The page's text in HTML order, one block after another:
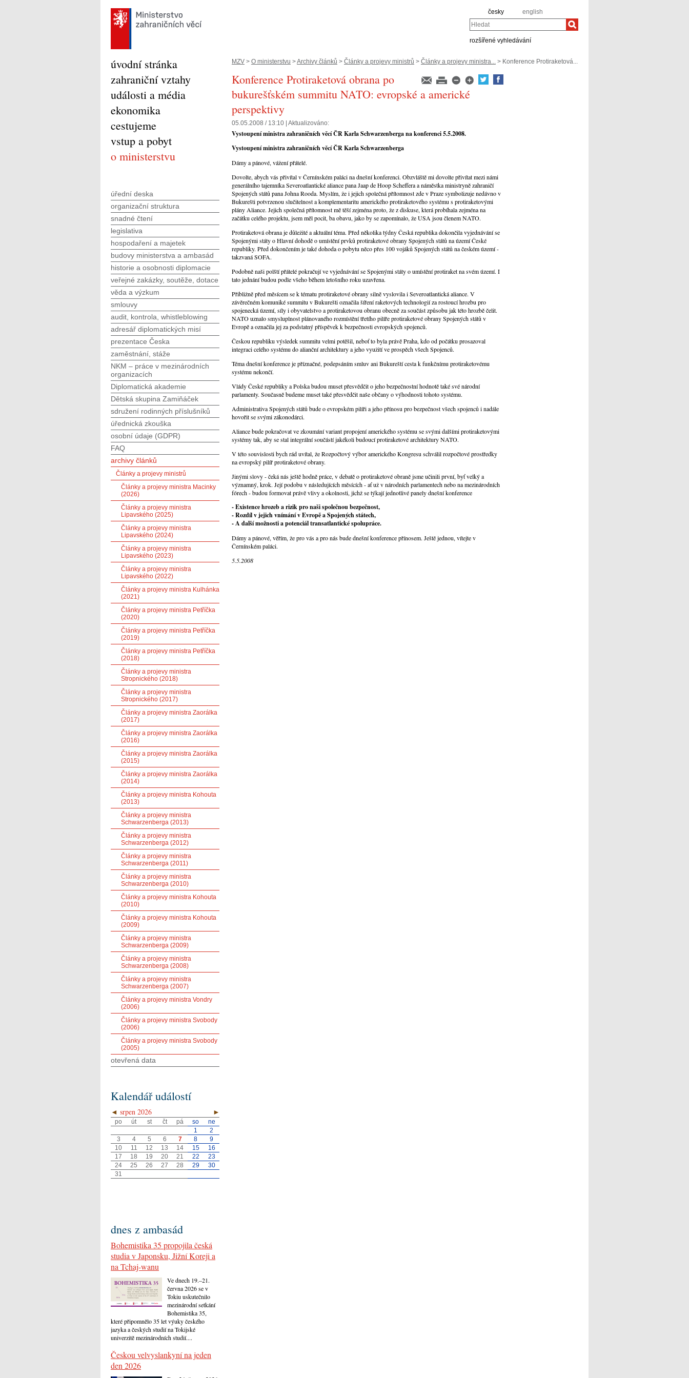
česky english
Hledat
rozšířené vyhledávání
MZV > O ministerstvu >Archivy článků > Články a projevy ministrů > Články a projevy ministra... > Konference Protiraketová...
Konference Protiraketová obrana po
bukurešťském summitu NATO: evropské a americké
perspektivy
05.05.2008 / 13:10 | Aktualizováno:
Vystoupení ministra zahraničních věcí ČR Karla Schwarzenberga na konferenci 5.5.2008.
Vystoupení ministra zahraničních věcí ČR Karla Schwarzenberga
Dámy a pánové, vážení přátelé.
Dovolte, abych vás přivítal v Černínském paláci na dnešní konferenci. Obzvláště mi dovolte přivítat mezi námi
generálního tajemníka Severoatlantické aliance pana Jaap de Hoop Scheffera a náměstka ministryně zahraničí
Spojených států pana Johna Rooda. Myslím, že i jejich společná přítomnost zde v Praze symbolizuje nedávno v
Bukurešti potvrzenou slučitelnost a komplementaritu amerického protiraketového systému s protiraketovými
plány Aliance. Jejich společná přítomnost mě těší zejména proto, že z diskuse, která probíhala zejména na
začátku celého projektu, jsem měl pocit, ba obavu, jako by se zapomínalo, že USA jsou členem NATO.
Protiraketová obrana je důležité a aktuální téma. Před několika týdny Česká republika dokončila vyjednávání se
Spojenými státy o Hlavní dohodě o umístění prvků protiraketové obrany Spojených států na území České
republiky. Před dokončením je také dohoda o pobytu něco přes 100 vojáků Spojených států na českém území -
takzvaná SOFA.
Podobně naši polští přátelé pokračují ve vyjednávání se Spojenými státy o umístění protiraket na svém území. I
tato jednání budou podle všeho během letošního roku uzavřena.
Přibližně před měsícem se k tématu protiraketové obrany silně vyslovila i Severoatlantická aliance. V
závěrečném komuniké summitu v Bukurešti označila šíření raketových technologií za rostoucí hrozbu pro
spojenecká území, síly i obyvatelstvo a protiraketovou obranu obecně za součást způsobu jak této hrozbě čelit.
NATO uznalo smysluplnost plánovaného rozmístění třetího pilíře protiraketové obrany Spojených států v
Evropě a označila jej za podstatný příspěvek k bezpečnosti evropských spojenců.
Českou republiku výsledek summitu velmi potěšil, neboť to byla právě Praha, kdo od počátku prosazoval
integraci celého systému do alianční architektury a jeho využití ve prospěch všech Spojenců.
Téma dnešní konference je příznačné, podepsáním smluv ani Bukureští cesta k funkčnímu protiraketovému
systému nekončí.
Vlády České republiky a Polska budou muset přesvědčit o jeho bezpečnostní hodnotě také své národní
parlamenty. Současně budeme muset také přesvědčit naše občany o výhodnosti tohoto systému.
Administrativa Spojených států bude o evropském pilíři a jeho přínosu pro bezpečnost všech spojenců i nadále
hovořit se svými zákonodárci.
Aliance bude pokračovat ve zkoumání variant propojení amerického systému se svými dalšími protiraketovými
systémy tak, aby se stal integrální součástí jakékoli budoucí protiraketové architektury NATO.
V této souvislosti bych rád uvítal, že Rozpočtový výbor amerického Kongresu schválil rozpočtové prostředky
na evropský pilíř protiraketové obrany.
Jinými slovy - čeká nás ještě hodně práce, v debatě o protiraketové obraně jsme učinili první, byť velký a
významný, krok. Její podobu v následujících měsících - ať už v národních parlamentech nebo na mezinárodních
fórech - budou formovat právě vlivy a okolnosti, jichž se týkají jednotlivé panely dnešní konference
- Existence hrozeb a rizik pro naši společnou bezpečnost,
- Rozdíl v jejich vnímání v Evropě a Spojených státech,
- A další možnosti a potenciál transatlantické spolupráce.
Dámy a pánové, věřím, že pro vás a pro nás bude dnešní konference přínosem. Ještě jednou, vítejte v
Černínském paláci.
5.5.2008
úvodní stránka
zahraniční vztahy
události a média
ekonomika
cestujeme
vstup a pobyt
o ministerstvu
úřední deska
organizační struktura
snadné čtení
legislativa
hospodaření a majetek
budovy ministerstva a ambasád
historie a osobnosti diplomacie
veřejné zakázky, soutěže, dotace
věda a výzkum
smlouvy
audit, kontrola, whistleblowing
adresář diplomatických misí
prezentace Česka
zaměstnání, stáže
NKM – práce v mezinárodních
organizacích
Diplomatická akademie
Dětská skupina Zamiňáček
sdružení rodinných příslušníků
úřednická zkouška
osobní údaje (GDPR)
FAQ
archivy článků
Články a projevy ministrů
Články a projevy ministra Macinky
(2026)
Články a projevy ministra
Lipavského (2025)
Články a projevy ministra
Lipavského (2024)
Články a projevy ministra
Lipavského (2023)
Články a projevy ministra
Lipavského (2022)
Články a projevy ministra Kulhánka
(2021)
Články a projevy ministra Petříčka
(2020)
Články a projevy ministra Petříčka
(2019)
Články a projevy ministra Petříčka
(2018)
Články a projevy ministra
Stropnického (2018)
Články a projevy ministra
Stropnického (2017)
Články a projevy ministra Zaorálka
(2017)
Články a projevy ministra Zaorálka
(2016)
Články a projevy ministra Zaorálka
(2015)
Články a projevy ministra Zaorálka
(2014)
Články a projevy ministra Kohouta
(2013)
Články a projevy ministra
Schwarzenberga (2013)
Články a projevy ministra
Schwarzenberga (2012)
Články a projevy ministra
Schwarzenberga (2011)
Články a projevy ministra
Schwarzenberga (2010)
Články a projevy ministra Kohouta
(2010)
Články a projevy ministra Kohouta
(2009)
Články a projevy ministra
Schwarzenberga (2009)
Články a projevy ministra
Schwarzenberga (2008)
Články a projevy ministra
Schwarzenberga (2007)
Články a projevy ministra Vondry
(2006)
Články a projevy ministra Svobody
(2006)
Články a projevy ministra Svobody
(2005)
otevřená data
Kalendář událostí
◄ ►
srpen 2026
po út st čt pá so
ne
1
2
3
4 5 6 7 8
9
10
11 12 13 14 15
16
17
18 19 20 21 22
23
24
25 26 27 28 29
30
31
dnes z ambasád
Bohemistika 35 propojila česká
studia v Japonsku, Jižní Koreji a
na Tchaj-wanu
Ve dnech 19.–21.
června 2026 se v
Tokiu uskutečnilo
mezinárodní setkání
Bohemistika 35,
které připomnělo 35 let výuky českého
jazyka a českých studií na Tokijské
univerzitě mezinárodních studií....
Českou velvyslankyní na jeden
den 2026